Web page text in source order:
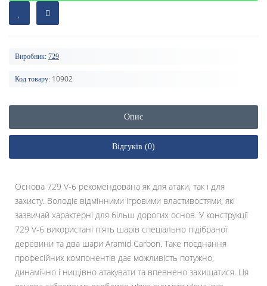
Виробник: 729
Код товару: 10902
Опис
Відгуків (0)
Основа 729 V-6 рекомендована як для атаки, так і для
захисту. Володіє відмінними ігровими властивостями, які
зазвичай характерні для більш дорогих основ. У конструкції
729 V-6 використані п'ять шарів спеціально підібраної
деревини та два шари Aramid Carbon. Таке поєднання
професійних компонентів дає можливість потужно,
динамічно і нищівно атакувати та впевнено захищатися. Ця